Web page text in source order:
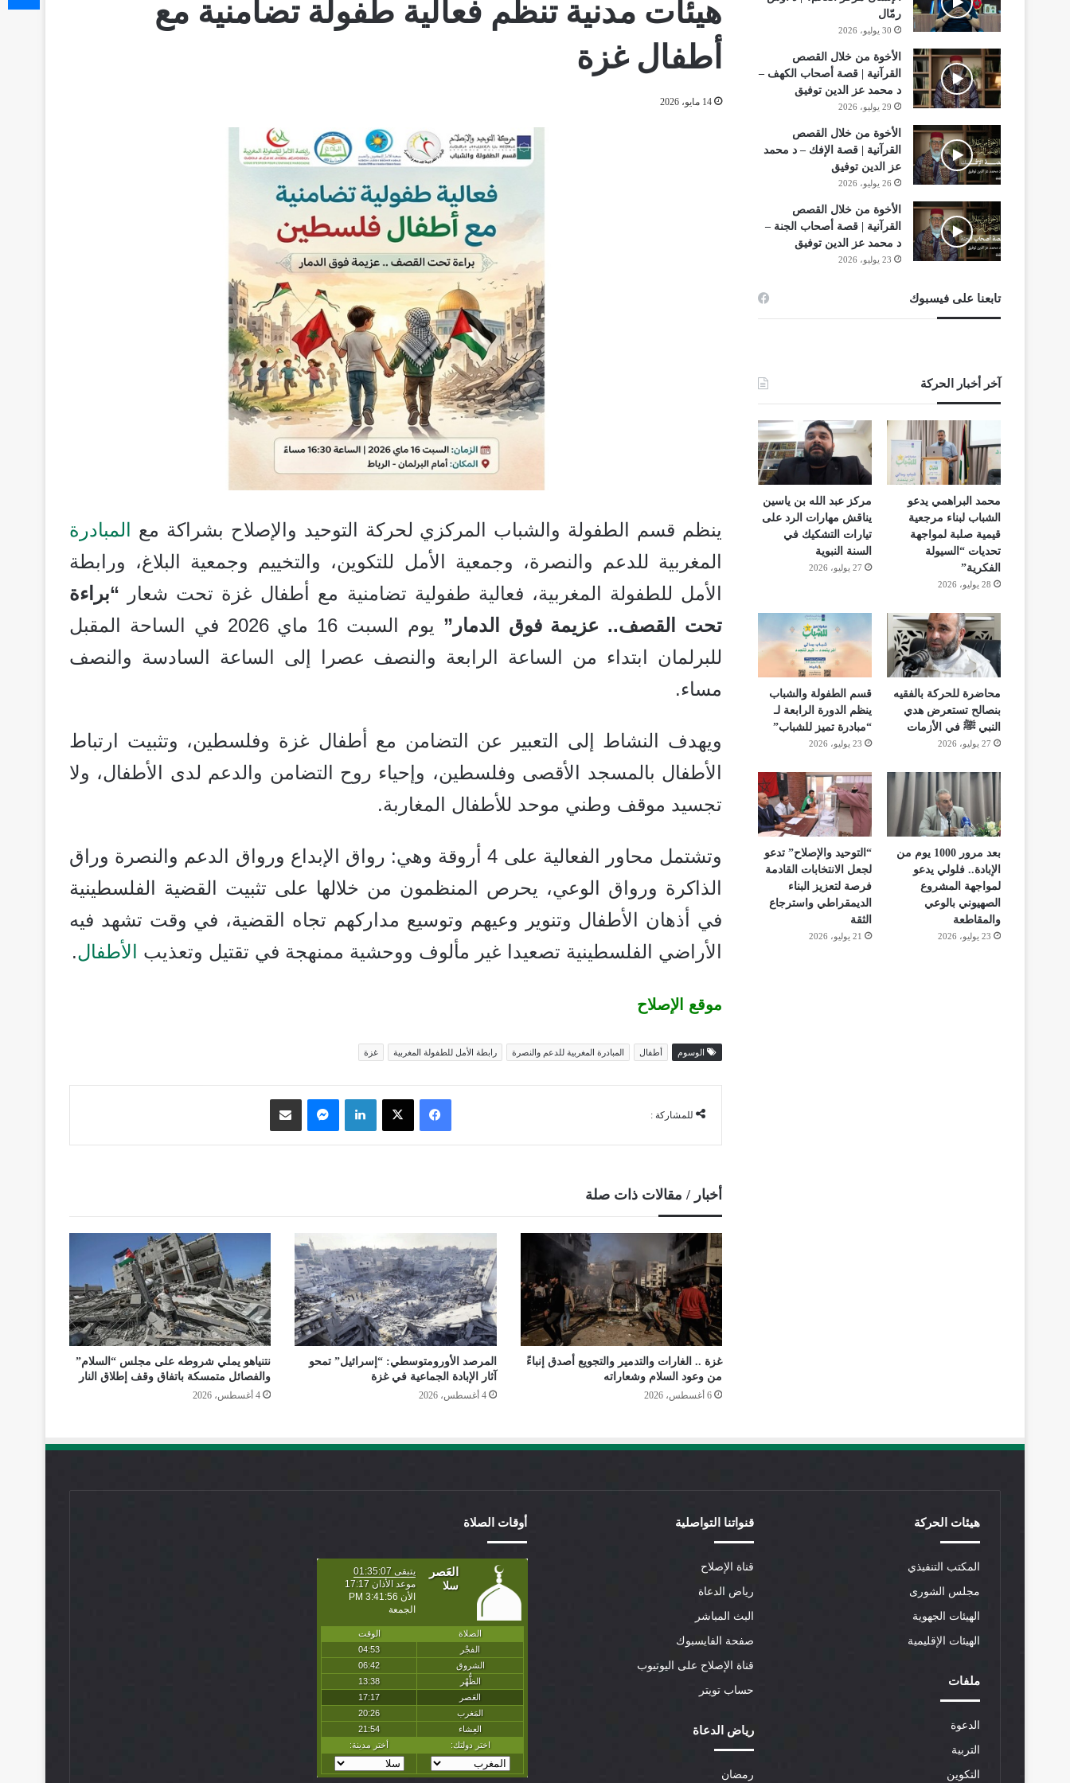
هيئات مدنية تنظم فعالية طفولة تضامنية مع
أطفال غزة
14 مايو، 2026
ينظم قسم الطفولة والشباب المركزي لحركة التوحيد والإصلاح بشراكة مع المبادرة
المغربية للدعم والنصرة، وجمعية الأمل للتكوين، والتخييم وجمعية البلاغ، ورابطة
الأمل للطفولة المغربية، فعالية طفولية تضامنية مع أطفال غزة تحت شعار “براءة
تحت القصف.. عزيمة فوق الدمار”
يوم السبت 16 ماي 2026 في الساحة المقبل
للبرلمان ابتداء من الساعة الرابعة والنصف عصرا إلى الساعة السادسة والنصف
مساء.
ويهدف النشاط إلى التعبير عن التضامن مع أطفال غزة وفلسطين، وتثبيت ارتباط
الأطفال بالمسجد الأقصى وفلسطين، وإحياء روح التضامن والدعم لدى الأطفال، ولا
تجسيد موقف وطني موحد للأطفال المغاربة.
وتشتمل محاور الفعالية على 4 أروقة وهي: رواق الإبداع ورواق الدعم والنصرة وراق
الذاكرة ورواق الوعي، يحرص المنظمون من خلالها على تثبيت القضية الفلسطينية
في أذهان الأطفال وتنوير وعيهم وتوسيع مداركهم تجاه القضية، في وقت تشهد فيه
الأراضي الفلسطينية تصعيدا غير مألوف ووحشية ممنهجة في تقتيل وتعذيب الأطفال.
موقع الإصلاح
الوسوم أطفال المبادرة المغربية للدعم والنصرة رابطة الأمل للطفولة المغربية غزة
للمشاركة :
فيسبوك ‫X لينكدإن ماسنجر مشاركة عبر البريد
أخبار / مقالات ذات صلة
غزة .. الغارات والتدمير والتجويع أصدق إنباءً
من وعود السلام وشعاراته
6 أغسطس، 2026
المرصد الأورومتوسطي: “إسرائيل” تمحو
آثار الإبادة الجماعية في غزة
4 أغسطس، 2026
نتنياهو يملي شروطه على مجلس “السلام”
والفصائل متمسكة باتفاق وقف إطلاق النار
4 أغسطس، 2026
رمّال
30 يوليو، 2026
الأخوة من خلال القصص
القرآنية | قصة أصحاب الكهف –
د محمد عز الدين توفيق
29 يوليو، 2026
الأخوة من خلال القصص
القرآنية | قصة الإفك – د محمد
عز الدين توفيق
26 يوليو، 2026
الأخوة من خلال القصص
القرآنية | قصة أصحاب الجنة –
د محمد عز الدين توفيق
23 يوليو، 2026
تابعنا على فيسبوك
آخر أخبار الحركة
محمد البراهمي يدعو
الشباب لبناء مرجعية
قيمية صلبة لمواجهة
تحديات “السيولة
الفكرية”
28 يوليو، 2026
مركز عبد الله بن ياسين
يناقش مهارات الرد على
تيارات التشكيك في
السنة النبوية
27 يوليو، 2026
محاضرة للحركة بالفقيه
بنصالح تستعرض هدي
النبي ﷺ في الأزمات
27 يوليو، 2026
قسم الطفولة والشباب
ينظم الدورة الرابعة لـ
“مبادرة تميز للشباب”
23 يوليو، 2026
بعد مرور 1000 يوم من
الإبادة.. فلولي يدعو
لمواجهة المشروع
الصهيوني بالوعي
والمقاطعة
23 يوليو، 2026
“التوحيد والإصلاح” تدعو
لجعل الانتخابات القادمة
فرصة لتعزيز البناء
الديمقراطي واسترجاع
الثقة
21 يوليو، 2026
هيئات الحركة
المكتب التنفيذي
مجلس الشورى
الهيئات الجهوية
الهيئات الإقليمية
ملفات
الدعوة
التربية
التكوين
قنواتنا التواصلية
قناة الإصلاح
رياض الدعاة
البث المباشر
صفحة الفايسبوك
قناة الإصلاح على اليوتيوب
حساب تويتر
رياض الدعاة
رمضان
أوقات الصلاة